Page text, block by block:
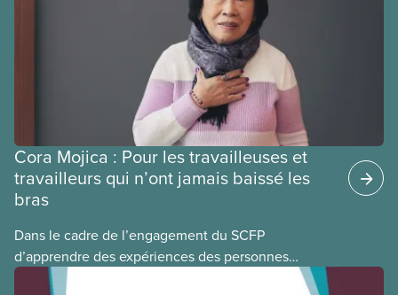
régime pourrait avoir sur leurs avantages
Cora Mojica : Pour les travailleuses et
travailleurs qui n’ont jamais baissé les
bras
Dans le cadre de l’engagement du SCFP
d’apprendre des expériences des personnes
autochtones, noires et racisées, et de célébrer